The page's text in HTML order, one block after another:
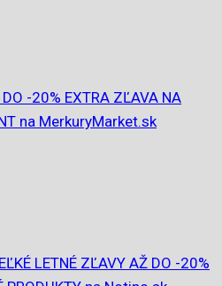
-20% EXTRA ZĽAVA NA
na MerkuryMarket.sk
LETNÉ ZĽAVY AŽ DO -20%